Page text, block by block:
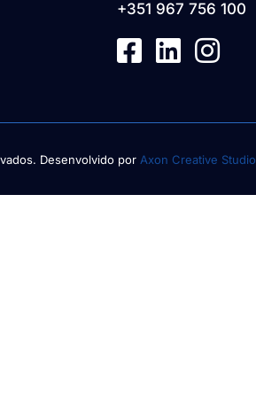
+351 967 756 100
Desenvolvido por Axon Creative Studio